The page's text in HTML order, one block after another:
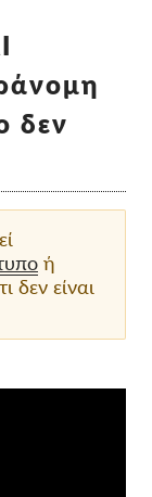
δεν
ή
δεν είναι